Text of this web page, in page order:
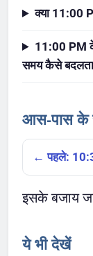
क्या 11:00
11:00 PM
समय कैसे
आस-पास के
← पहले:
इसके बजाय
ये भी देखें